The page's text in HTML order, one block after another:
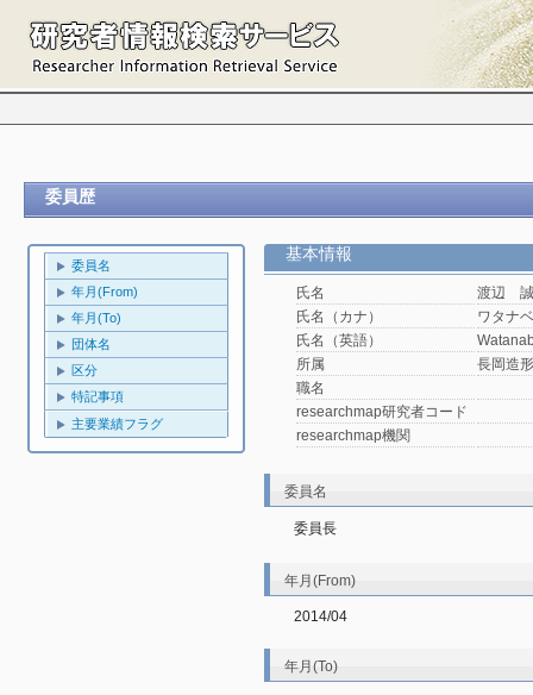
委員歴
委員名
年月(From)
年月(To)
団体名
区分
特記事項
主要業績フラグ
基本情報
氏名
渡辺
氏名（カナ）
ワタナ
氏名（英語）
所属
長岡造
職名
researchmap研究者コード
researchmap機関
委員名
委員長
年月(From)
2014/04
年月(To)